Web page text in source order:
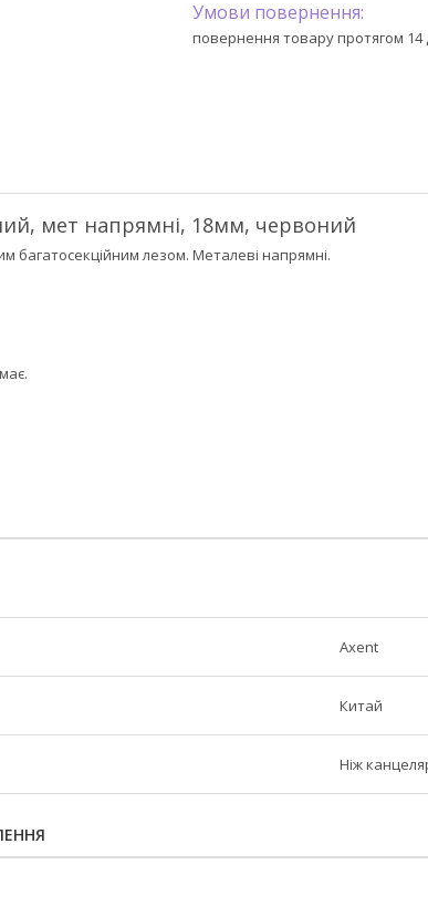
повернення товару протягом 14
мет напрямні, 18мм, червоний
багатосекційним лезом. Металеві напрямні.
Axent
Китай
Ніж